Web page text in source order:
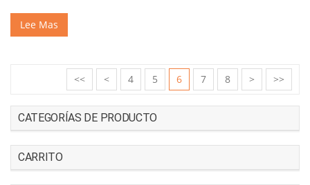
Lee Mas
<< < 4 5 6 7 8 > >>
CATEGORÍAS DE PRODUCTO
CARRITO